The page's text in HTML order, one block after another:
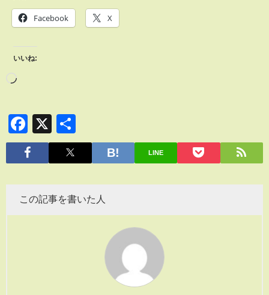
Facebook X
いいね:
Facebook
X
有
LINE
この記事を書いた人